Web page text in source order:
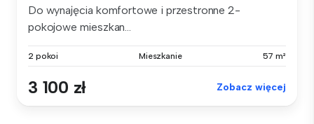
Do wynajęcia komfortowe i przestronne 2-
pokojowe mieszkan...
2 pokoi Mieszkanie 57 m²
3 100 zł Zobacz więcej